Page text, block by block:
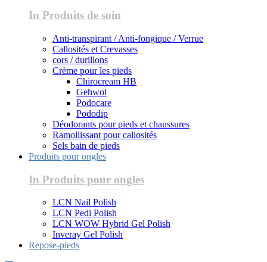
In Produits de soin
Anti-transpirant / Anti-fongique / Verrue
Callosités et Crevasses
cors / durillons
Crème pour les pieds
Chirocream HB
Gehwol
Podocare
Pododip
Déodorants pour pieds et chaussures
Ramollissant pour callosités
Sels bain de pieds
Produits pour ongles
In Produits pour ongles
LCN Nail Polish
LCN Pedi Polish
LCN WOW Hybrid Gel Polish
Inveray Gel Polish
Repose-pieds